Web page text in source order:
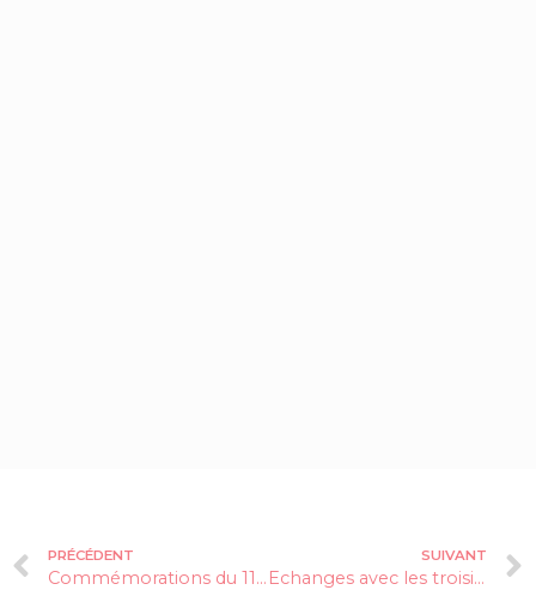
PRÉCÉDENT
Commémorations du 11 novembre 1918
SUIVANT
Echanges avec les troisièmes du Collège Le Massegu de Vif